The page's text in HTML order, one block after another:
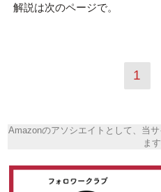
解説は次のページで。
1
Amazonのアソシエイトとして、当
ます